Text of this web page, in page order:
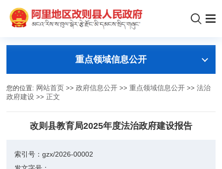
重点领域信息公开
您的位置: 网站首页 >>政府信息公开 >>重点领域信息公开 >>法治
政府建设 >> 正文
改则县教育局2025年度法治政府建设报告
索引号：gzx/2026-00002